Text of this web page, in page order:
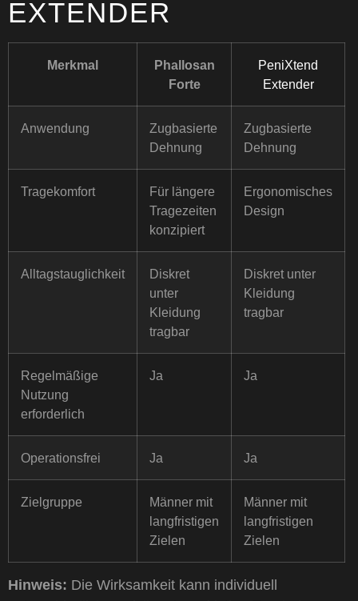
EXTENDER
Merkmal
Phallosan
Forte
PeniXtend
Extender
Anwendung
Zugbasierte
Dehnung
Zugbasierte
Dehnung
Tragekomfort
Für längere
Tragezeiten
konzipiert
Ergonomisches
Design
Alltagstauglichkeit
Diskret
unter
Kleidung
tragbar
Diskret unter
Kleidung
tragbar
Regelmäßige
Nutzung
erforderlich
Ja Ja
Operationsfrei Ja Ja
Zielgruppe
Männer mit
langfristigen
Zielen
Männer mit
langfristigen
Zielen
Hinweis: Die Wirksamkeit kann individuell